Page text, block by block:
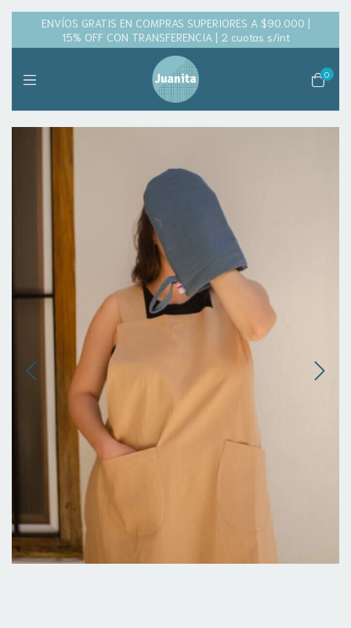
ENVÍOS GRATIS EN COMPRAS SUPERIORES A $90.000 |
15% OFF CON TRANSFERENCIA | 2 cuotas s/int
0